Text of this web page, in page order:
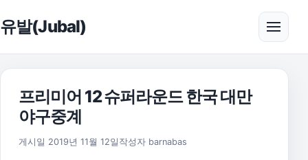
유발(Jubal) 메뉴
프리미어 12 슈퍼라운드 한국 대만
야구중계
게시일 2019년 11월 12일 2026년 8월 1일
작성자 barnabas